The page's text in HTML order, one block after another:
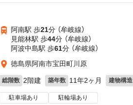
阿南駅 歩21分 （牟岐線）
見能林駅 歩44分 （牟岐線）
阿波中島駅 歩61分 （牟岐線）
徳島県阿南市宝田町川原
総階数 2階建 築年数 11年2ヶ月 建物構造
駐車場あり 駐輪場あり